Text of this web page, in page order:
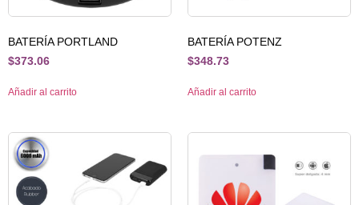
BATERÍA PORTLAND
$373.06
Añadir al carrito
BATERÍA POTENZ
$348.73
Añadir al carrito